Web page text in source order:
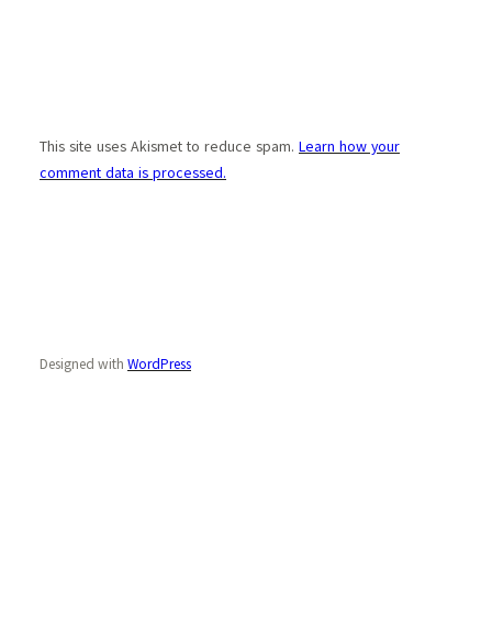
This site uses Akismet to reduce spam. Learn how your
comment data is processed.
Designed with WordPress